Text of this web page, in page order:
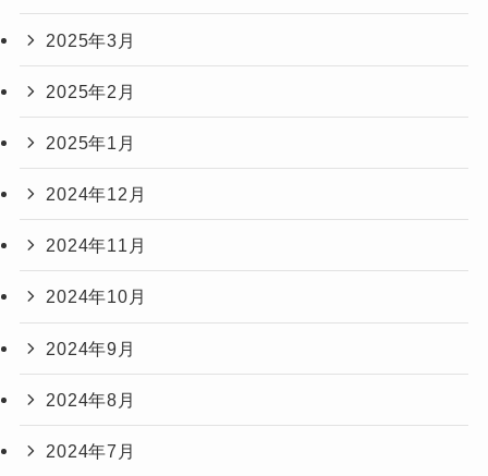
2025年3月
2025年2月
2025年1月
2024年12月
2024年11月
2024年10月
2024年9月
2024年8月
2024年7月